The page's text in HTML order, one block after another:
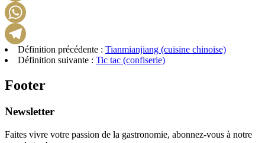
Telegram
Définition précédente : Tianmianjiang (cuisine chinoise)
Définition suivante : Tic tac (confiserie)
Footer
Newsletter
Faites vivre votre passion de la gastronomie, abonnez-vous à notre